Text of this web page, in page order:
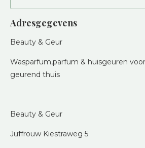
Adresgegevens
Beauty & Geur
Wasparfum,parfum & huisgeuren
geurend thuis
Beauty & Geur
Juffrouw Kiestraweg 5